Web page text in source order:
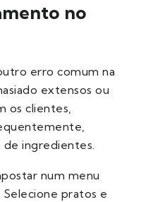
no
erro comum na
extensos ou
os clientes,
ingredientes.
num menu
pratos e